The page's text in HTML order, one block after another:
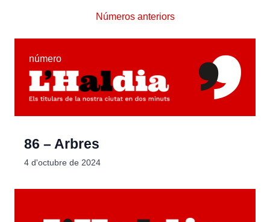
Números anteriors
número
86 – Arbres
4 d'octubre de 2024